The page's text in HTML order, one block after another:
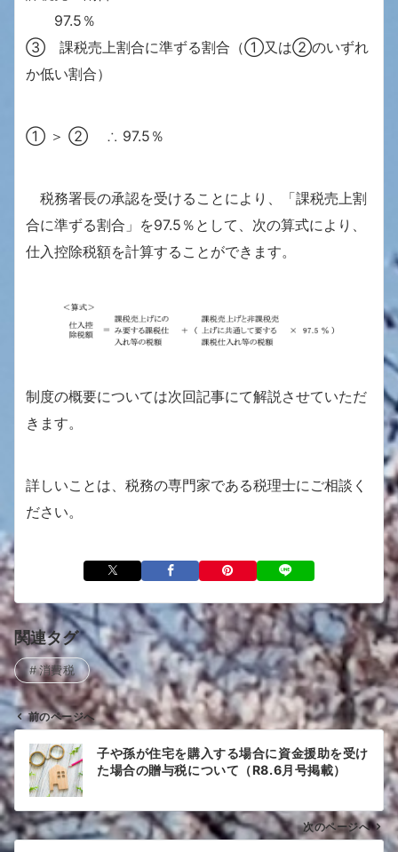
97.5％
③ 課税売上割合に準ずる割合（①又は②のいずれ
か低い割合）
① ＞ ② ∴ 97.5％
税務署長の承認を受けることにより、「課税売上割
合に準ずる割合」を97.5％として、次の算式により、
仕入控除税額を計算することができます。
制度の概要については次回記事にて解説させていただ
きます。
詳しいことは、税務の専門家である税理士にご相談く
ださい。
関連タグ
消費税
投
稿
ナ
ビ
ゲ
前のページへ
子や孫が住宅を購入する場合に資金援助を受け
た場合の贈与税について（R8.6月号掲載）
次のページへ